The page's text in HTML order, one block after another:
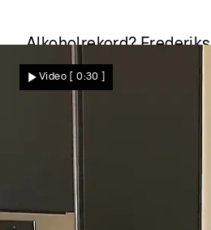
Alkoholrekord? Frederiks
Flaschensammlung
Show
Video [ 0:30 ]